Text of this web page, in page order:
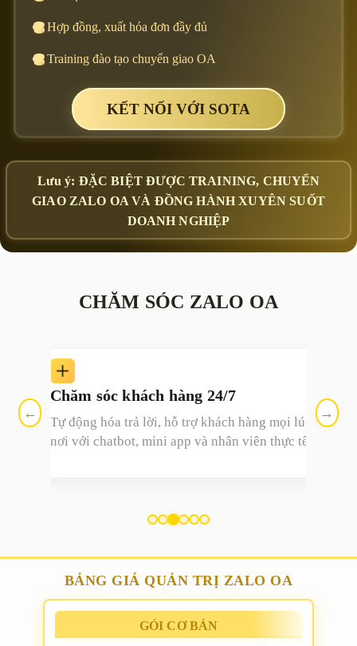
Hợp đồng, xuất hóa đơn đầy đủ
Training đào tạo chuyển giao OA
KẾT NỐI VỚI SOTA
Lưu ý: ĐẶC BIỆT ĐƯỢC TRAINING, CHUYỂN
GIAO ZALO OA VÀ ĐỒNG HÀNH XUYÊN SUỐT
DOANH NGHIỆP
CHĂM SÓC ZALO OA
←
Chăm sóc khách hàng 24/7
Tự động hóa trả lời, hỗ trợ khách hàng mọi lúc mọi
nơi với chatbot, mini app và nhân viên thực tế.
→
BẢNG GIÁ QUẢN TRỊ ZALO OA
GÓI CƠ BẢN